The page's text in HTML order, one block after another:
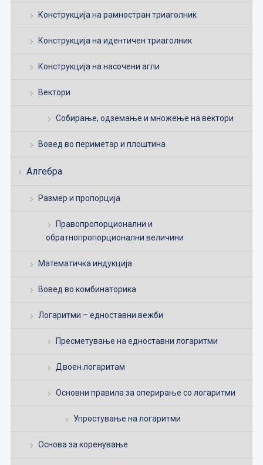
Конструкција на рамностран триаголник
Конструкција на идентичен триаголник
Конструкција на насочени агли
Вектори
Собирање, одземање и множење на вектори
Вовед во периметар и плоштина
Алгебра
Размер и пропорција
Правопропорционални и
обратнопропорционални величини
Математичка индукција
Вовед во комбинаторика
Логаритми – едноставни вежби
Пресметување на едноставни логаритми
Двоен логаритам
Основни правила за оперирање со логаритми
Упростување на логаритми
Основа за коренување